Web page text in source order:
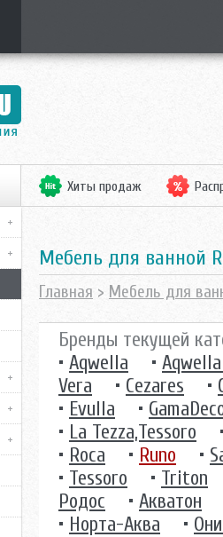
Хиты продаж
Mебель для ванной
Главная > Мебель для
Бренды текущей
• Aqwella •
Vera
• Cezares •
• Evulla •
• La Tezza,Tessoro
• Roca • Runo •
• Tessoro • Triton
Родос
• Акватон
• Норта-Аква •